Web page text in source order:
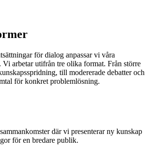
för dialog anpassar vi våra
Vi arbetar utifrån tre olika format. Från större
till modererade debatter och
för konkret problemlösning.
där vi presenterar ny kunskap
för en bredare publik.